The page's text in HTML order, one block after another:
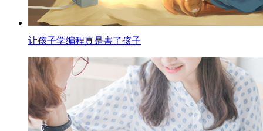
让孩子学编程真是害了孩子